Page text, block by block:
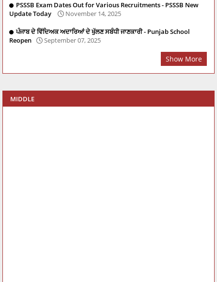
PSSSB Exam Dates Out for Various Recruitments - PSSSB New
Update Today
November 14, 2025
ਪੰਜਾਬ ਦੇ ਵਿੱਦਿਅਕ ਅਦਾਰਿਆਂ ਦੇ ਖੁੱਲਣ ਸਬੰਧੀ ਜਾਣਕਾਰੀ - Punjab School
Reopen
September 07, 2025
Show More
MIDDLE